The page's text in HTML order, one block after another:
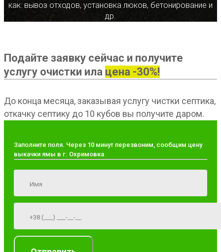
как: вывоз отходов, установка люков, бетонирование и
др.
Подайте заявку сейчас и получите
услугу очистки ила цена -30%!
До конца месяца, заказывая услугу чистки септика,
откачку септику до 10 кубов вы получите даром.
Заполните поля. Через 10 минут перезвоним, сообщим цену
выкачки ямы в г. Охримовка